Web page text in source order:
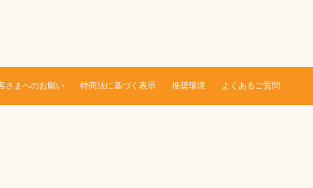
さまへのお願い 特商法に基づく表示 推奨環境 よくあるご質問